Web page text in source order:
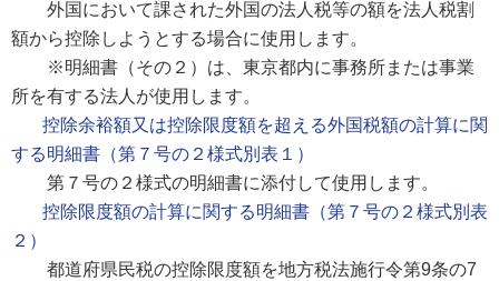
外国において課された外国の法人税等の額を法人税割
額から控除しようとする場合に使用します。
※明細書（その２）は、東京都内に事務所または事業
所を有する法人が使用します。
控除余裕額又は控除限度額を超える外国税額の計算に関
する明細書（第７号の２様式別表１）
第７号の２様式の明細書に添付して使用します。
控除限度額の計算に関する明細書（第７号の２様式別表
２）
都道府県民税の控除限度額を地方税法施行令第9条の7